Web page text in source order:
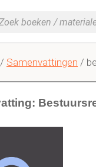
/ Samenvattingen /